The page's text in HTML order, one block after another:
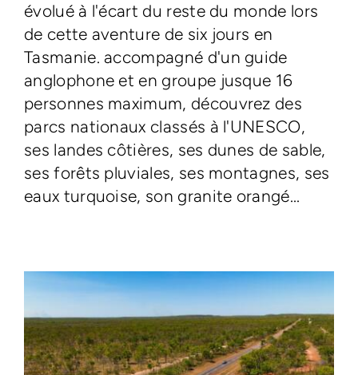
évolué à l'écart du reste du monde lors
de cette aventure de six jours en
Tasmanie. accompagné d'un guide
anglophone et en groupe jusque 16
personnes maximum, découvrez des
parcs nationaux classés à l'UNESCO,
ses landes côtières, ses dunes de sable,
ses forêts pluviales, ses montagnes, ses
eaux turquoise, son granite orangé...